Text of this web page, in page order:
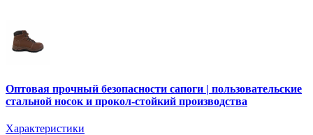
Оптовая прочный безопасности сапоги | пользовательские
стальной носок и прокол-стойкий производства
Характеристики